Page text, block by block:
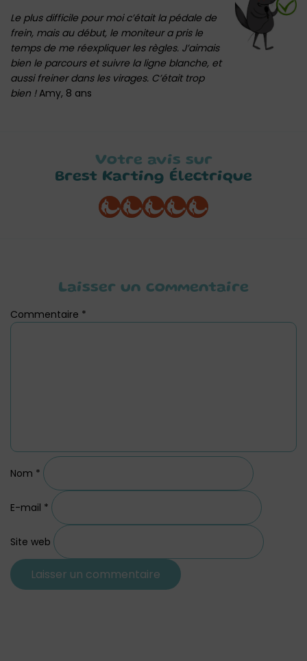
Le plus difficile pour moi c’était la pédale de
frein, mais au début, le moniteur a pris le
temps de me réexpliquer les règles. J’aimais
bien le parcours et suivre la ligne blanche, et
aussi freiner dans les virages. C’était trop
bien !Amy, 8 ans
Votre avis sur
Brest Karting Électrique
Laisser un commentaire
Commentaire *
Nom *
E-mail *
Site web